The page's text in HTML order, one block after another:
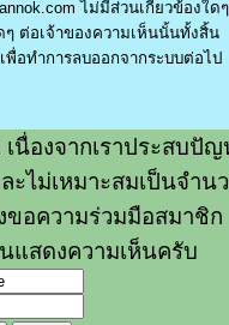
ไม่มีส่วนเกี่ยวข้องใด
ต่อเจ้าของความเห็นนั้นทั้งสิ้น
เพื่อทำการลบออกจากระบบต่อไป
นื่องจากเราประสบปัญ
ไม่เหมาะสมเป็นจำน
อความร่วมมือสมาชิก
แสดงความเห็นครับ